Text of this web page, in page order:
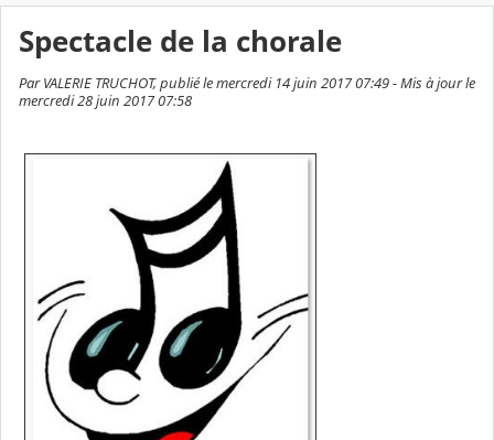
Spectacle de la chorale
Par VALERIE TRUCHOT, publié le mercredi 14 juin 2017 07:49 - Mis à jour le
mercredi 28 juin 2017 07:58